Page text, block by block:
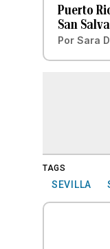
Puerto
San
Por Sara
TAGS
SEVILLA